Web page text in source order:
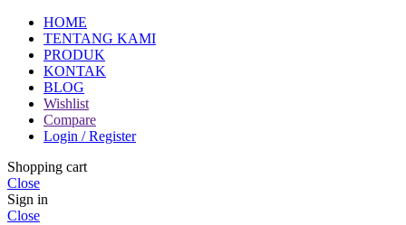
HOME
TENTANG KAMI
PRODUK
KONTAK
BLOG
Wishlist
Compare
Login / Register
Shopping cart
Close
Sign in
Close